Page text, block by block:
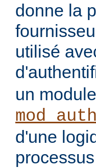
donne la
utilisé
un
d'une